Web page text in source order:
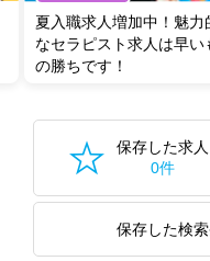
グした上で求人をご提案いたし
ご希望条件がまだ定まっていな
た求人特集 をぜひご活用くださ
転職支援の他、情報収集や募
夏入職求人増加中！魅力
なセラピスト求人は早い
の勝ちです！
保存した求人
0件
保存した検